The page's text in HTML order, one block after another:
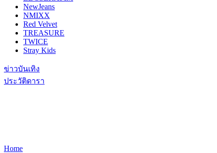
NewJeans
NMIXX
Red Velvet
TREASURE
TWICE
Stray Kids
ข่าวบันเทิง
ประวัติดารา
Home